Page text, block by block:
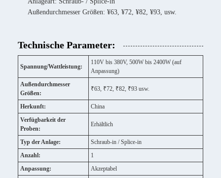
Außendurchmesser Größen: ¥63, ¥72, ¥82, ¥93, usw.
Technische Parameter:
Spannung/Wattleistung:
110V bis 380V, 500W bis 2400W (auf
Anpassung)
Außendurchmesser
Größen:
₹63, ₹72, ₹82, ₹93 usw.
Herkunft:
China
Verfügbarkeit der
Proben:
Erhältlich
Typ der Anlage:
Schraub-in / Splice-in
Anzahl:
1
Anpassung:
Akzeptabel